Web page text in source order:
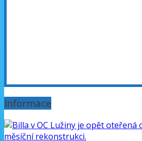
Informace